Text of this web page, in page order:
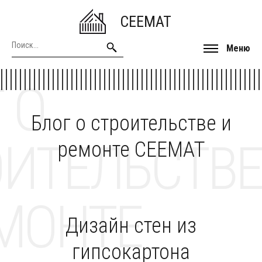
CEEMAT
Меню
Блог о строительстве и
ремонте CEEMAT
О
Дизайн стен из
гипсокартона